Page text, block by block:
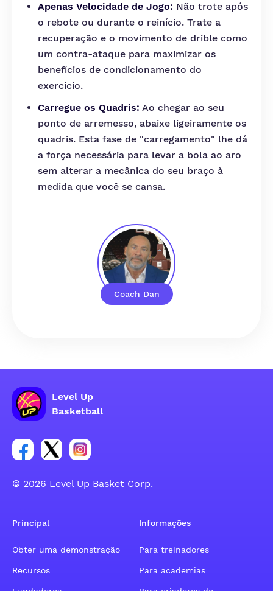
Coach Dan
Apenas Velocidade de Jogo: Não trote após
o rebote ou durante o reinício. Trate a
recuperação e o movimento de drible como
um contra-ataque para maximizar os
benefícios de condicionamento do
exercício.
Carregue os Quadris: Ao chegar ao seu
ponto de arremesso, abaixe ligeiramente os
quadris. Esta fase de "carregamento" lhe dá
a força necessária para levar a bola ao aro
sem alterar a mecânica do seu braço à
medida que você se cansa.
Level Up
Basketball
Link para o grupo social da conta do Facebook
Link para o grupo social da conta do tweeter
Link para o grupo social da conta do
© 2026 Level Up Basket Corp.
Principal
Obter uma demonstração
Recursos
Informações
Para treinadores
Para academias